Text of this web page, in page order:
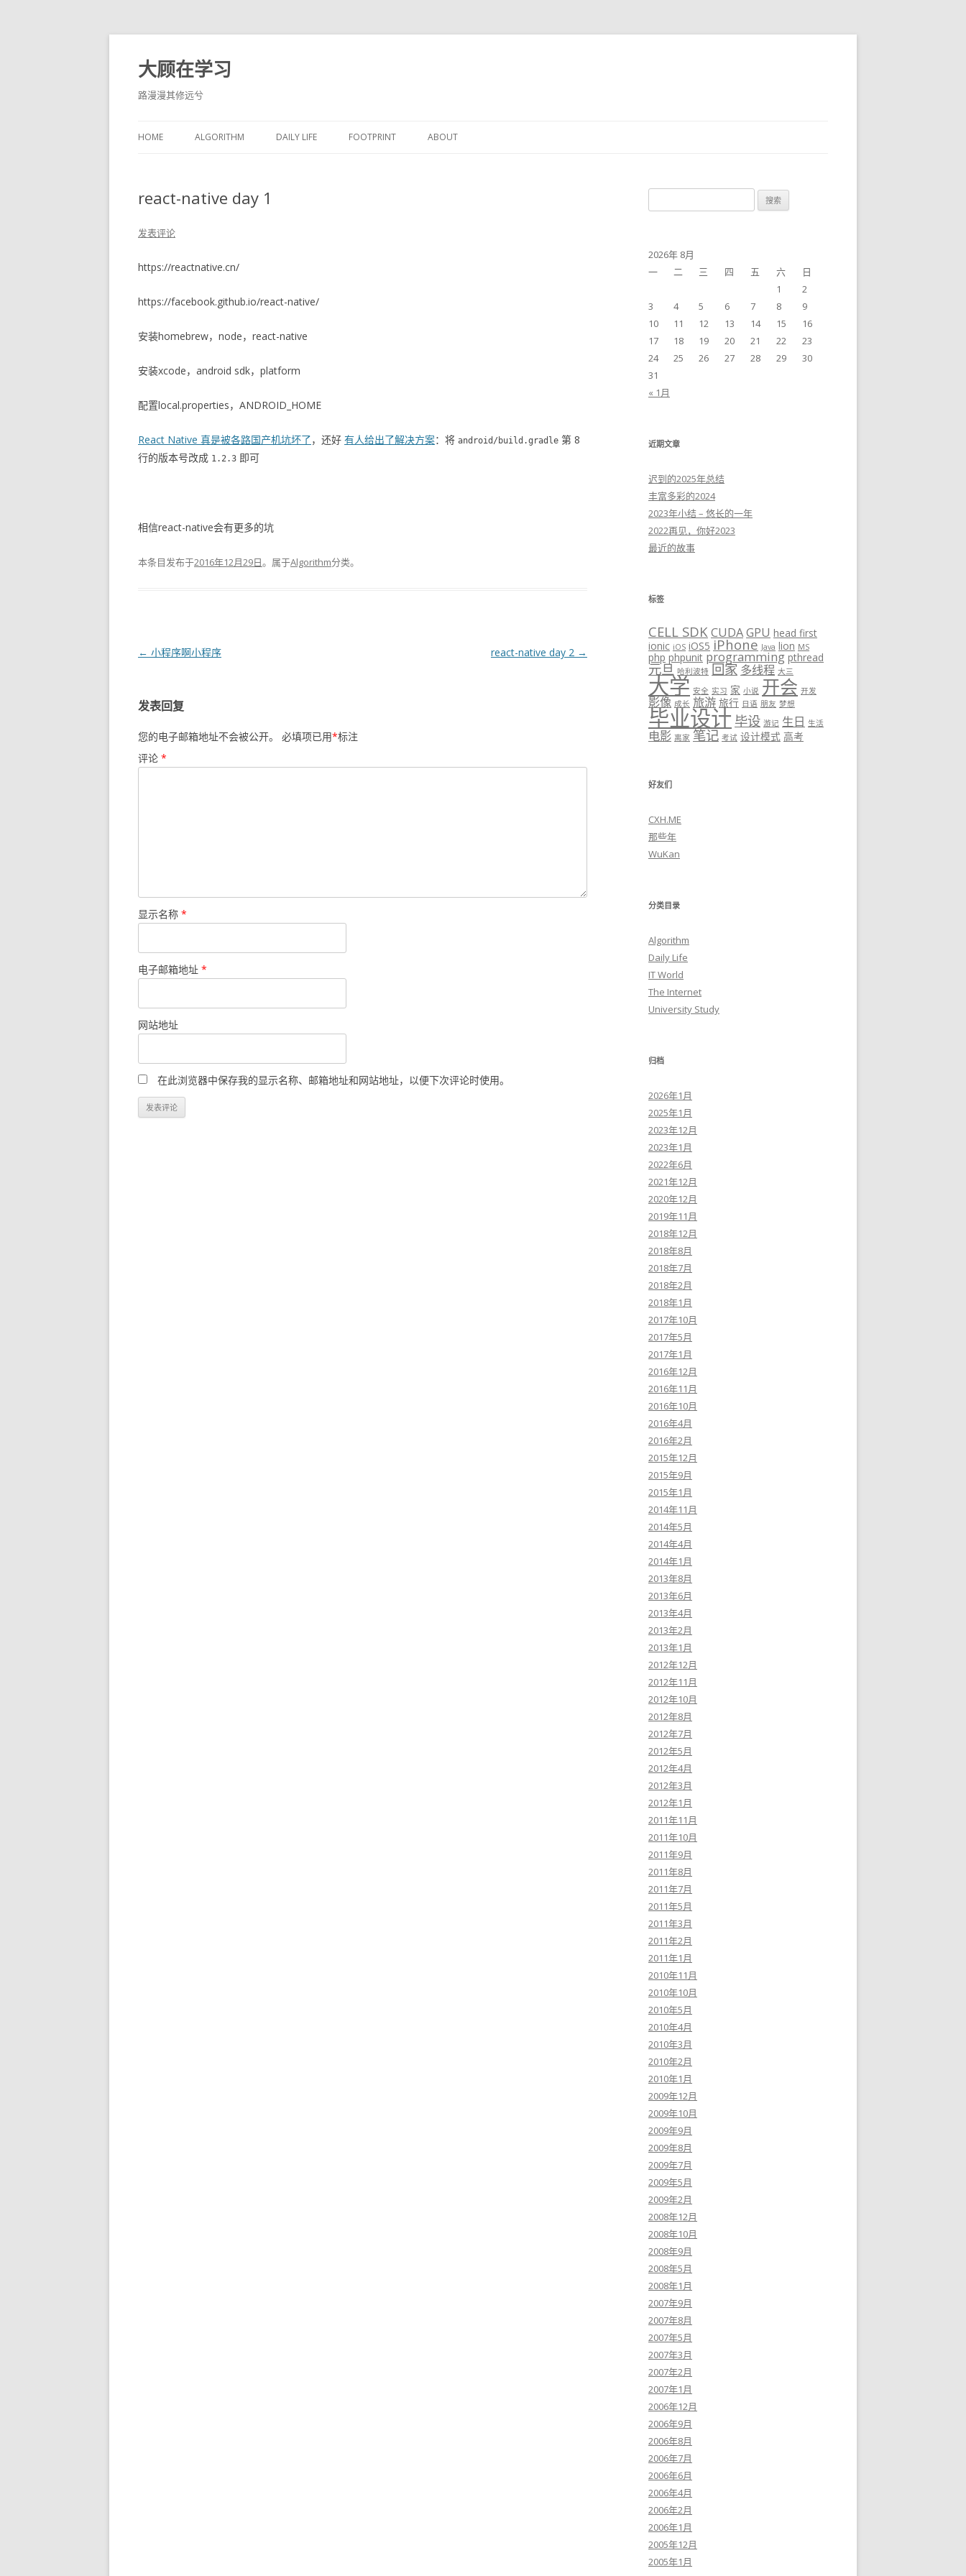
大顾在学习
路漫漫其修远兮
HOME ALGORITHM DAILY LIFE FOOTPRINT ABOUT
react-native day 1
发表评论
https://reactnative.cn/
https://facebook.github.io/react-native/
安装homebrew，node，react-native
安装xcode，android sdk，platform
配置local.properties，ANDROID_HOME
React Native 真是被各路国产机坑坏了，还好 有人给出了解决方案：将 android/build.gradle 第 8
行的版本号改成 1.2.3 即可
相信react-native会有更多的坑
本条目发布于2016年12月29日。属于Algorithm分类。
文
航
← 小程序啊小程序 react-native day 2 →
发表回复
您的电子邮箱地址不会被公开。 必填项已用*标注
评论 *
显示名称 *
电子邮箱地址 *
网站地址
在此浏览器中保存我的显示名称、邮箱地址和网站地址，以便下次评论时使用。
索：
2026年 8月
一
二 三 四 五 六
日
1
2
3
4 5 6 7 8
9
10
11 12 13 14 15
16
17
18 19 20 21 22
23
24
25 26 27 28 29
30
31
« 1月
近期文章
迟到的2025年总结
丰富多彩的2024
2023年小结 – 悠长的一年
2022再见，你好2023
最近的故事
标签
CELL SDKCUDAGPU head first
ionic iOS iOS5 iPhone Java lion MS
php phpunit programming pthread
元旦 哈利波特 回家 多线程 大三
大学 安全 实习 家 小说 开会 开发
影像 成长 旅游 旅行 日语 朋友 梦想
毕业设计 毕设 游记 生日 生活
电影 离家 笔记 考试 设计模式 高考
好友们
CXH.ME
那些年
WuKan
分类目录
Algorithm
Daily Life
IT World
The Internet
University Study
归档
2026年1月
2025年1月
2023年12月
2023年1月
2022年6月
2021年12月
2020年12月
2019年11月
2018年12月
2018年8月
2018年7月
2018年2月
2018年1月
2017年10月
2017年5月
2017年1月
2016年12月
2016年11月
2016年10月
2016年4月
2016年2月
2015年12月
2015年9月
2015年1月
2014年11月
2014年5月
2014年4月
2014年1月
2013年8月
2013年6月
2013年4月
2013年2月
2013年1月
2012年12月
2012年11月
2012年10月
2012年8月
2012年7月
2012年5月
2012年4月
2012年3月
2012年1月
2011年11月
2011年10月
2011年9月
2011年8月
2011年7月
2011年5月
2011年3月
2011年2月
2011年1月
2010年11月
2010年10月
2010年5月
2010年4月
2010年3月
2010年2月
2010年1月
2009年12月
2009年10月
2009年9月
2009年8月
2009年7月
2009年5月
2009年2月
2008年12月
2008年10月
2008年9月
2008年5月
2008年1月
2007年9月
2007年8月
2007年5月
2007年3月
2007年2月
2007年1月
2006年12月
2006年9月
2006年8月
2006年7月
2006年6月
2006年4月
2006年2月
2006年1月
2005年12月
2005年1月